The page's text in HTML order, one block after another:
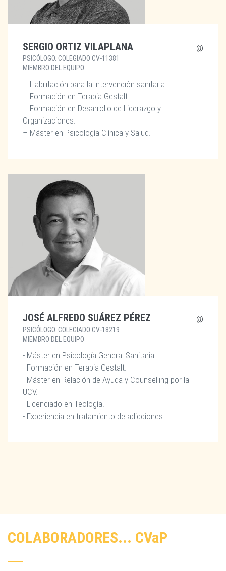
SERGIO ORTIZ VILAPLANA
PSICÓLOGO. COLEGIADO CV-11381
MIEMBRO DEL EQUIPO
– Habilitación para la intervención sanitaria.
– Formación en Terapia Gestalt.
– Formación en Desarrollo de Liderazgo y
Organizaciones.
– Máster en Psicología Clínica y Salud.
JOSÉ ALFREDO SUÁREZ PÉREZ
PSICÓLOGO. COLEGIADO CV-18219
MIEMBRO DEL EQUIPO
- Máster en Psicología General Sanitaria.
- Formación en Terapia Gestalt.
- Máster en Relación de Ayuda y Counselling por la
UCV.
- Licenciado en Teología.
- Experiencia en tratamiento de adicciones.
COLABORADORES... CVaP